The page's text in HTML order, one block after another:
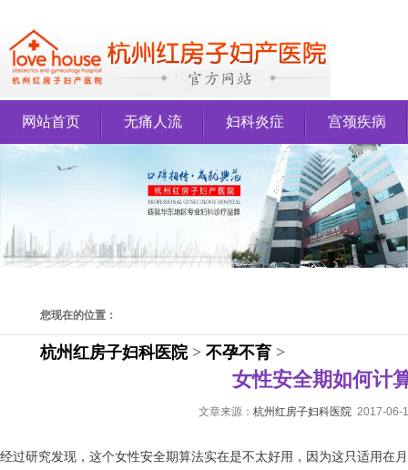
网站首页 无痛人流 妇科炎症 宫颈疾病
您现在的位置：
杭州红房子妇科医院> 不孕不育 >
女性安全期如何计
文章来源： 杭州红房子妇科医院 2017-06-
经过研究发现，这个女性安全期算法实在是不太好用，因为这只适用在